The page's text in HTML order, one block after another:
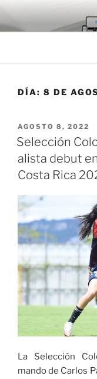
Saltar
al
contenido
DÍA: 8 DE
PUBLICADO
EL
AGOSTO 8, 2022
Selección
alista debut
Costa Rica
La Selección
mando de Carlos